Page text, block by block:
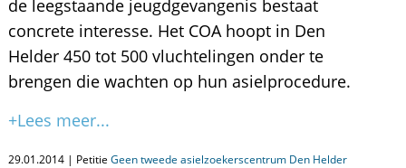
de leegstaande jeugdgevangenis bestaat
concrete interesse. Het COA hoopt in Den
Helder 450 tot 500 vluchtelingen onder te
brengen die wachten op hun asielprocedure.
+Lees meer...
29.01.2014 | Petitie Geen tweede asielzoekerscentrum Den Helder